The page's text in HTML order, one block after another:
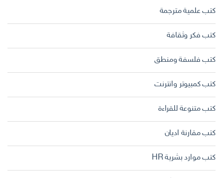
كتب علمية مترجمة
كتب فكر وثقافة
كتب فلسفة ومنطق
كتب كمبيوتر وانترنت
كتب متنوعة للقراءة
كتب مقارنة اديان
كتب موارد بشرية HR